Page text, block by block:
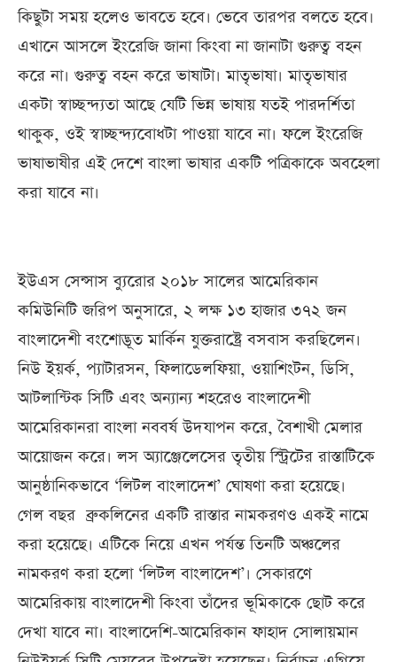
কিছুটা সময় হলেও ভাবতে হবে। ভেবে তারপর বলতে হবে।
এখানে আসলে ইংরেজি জানা কিংবা না জানাটা গুরুত্ব বহন
করে না। গুরুত্ব বহন করে ভাষাটা। মাতৃভাষা। মাতৃভাষার
একটা স্বাচ্ছন্দ্যতা আছে যেটি ভিন্ন ভাষায় যতই পারদর্শিতা
থাকুক, ওই স্বাচ্ছন্দ্যবোধটা পাওয়া যাবে না। ফলে ইংরেজি
ভাষাভাষীর এই দেশে বাংলা ভাষার একটি পত্রিকাকে অবহেলা
করা যাবে না।
ইউএস সেন্সাস ব্যুরোর ২০১৮ সালের আমেরিকান
কমিউনিটি জরিপ অনুসারে, ২ লক্ষ ১৩ হাজার ৩৭২ জন
বাংলাদেশী বংশোদ্ভূত মার্কিন যুক্তরাষ্ট্রে বসবাস করছিলেন।
নিউ ইয়র্ক, প্যাটারসন, ফিলাডেলফিয়া, ওয়াশিংটন, ডিসি,
আটলান্টিক সিটি এবং অন্যান্য শহরেও বাংলাদেশী
আমেরিকানরা বাংলা নববর্ষ উদযাপন করে, বৈশাখী মেলার
আয়োজন করে। লস অ্যাঞ্জেলেসের তৃতীয় স্ট্রিটের রাস্তাটিকে
আনুষ্ঠানিকভাবে ‘লিটল বাংলাদেশ’ ঘোষণা করা হয়েছে।
গেল বছর ব্রুকলিনের একটি রাস্তার নামকরণও একই নামে
করা হয়েছে। এটিকে নিয়ে এখন পর্যন্ত তিনটি অঞ্চলের
নামকরণ করা হলো ‘লিটল বাংলাদেশ’। সেকারণে
আমেরিকায় বাংলাদেশী কিংবা তাঁদের ভূমিকাকে ছোট করে
দেখা যাবে না। বাংলাদেশি-আমেরিকান ফাহাদ সোলায়মান